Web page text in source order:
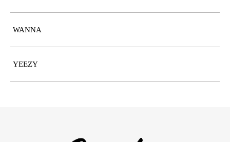
WANNA
YEEZY